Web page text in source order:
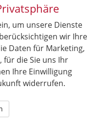
um unsere Dienste
wir Ihre
Daten für Marketing,
für die Sie uns Ihr
Ihre Einwilligung
widerrufen.